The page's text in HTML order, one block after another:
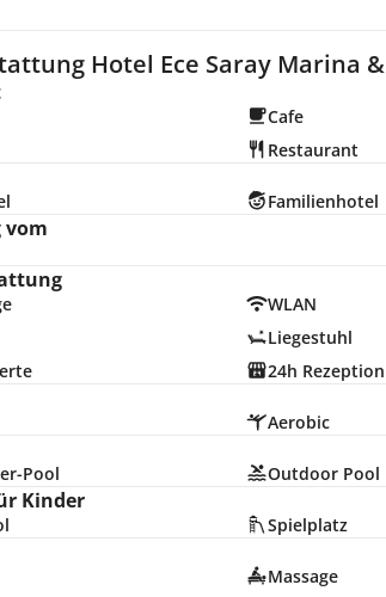
Hotel Ece Saray Marina
Cafe
Restaurant
Familienhotel
vom
WLAN
Liegestuhl
24h Rezeption
Aerobic
Pool Outdoor Pool
Kinder
Spielplatz
Massage